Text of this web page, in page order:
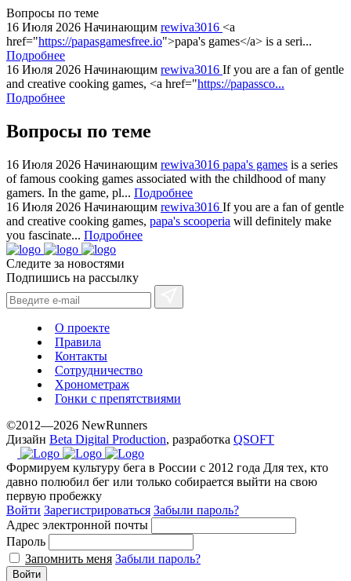
replica
bvlgari
watches
+maserati
online
for
sale.
hilarity
exceptional
method.
www.yvessaintlaurent.to
with
the
best
prices.
Вопросы по теме
16 Июля 2026 Начинающим rewiva3016 <a
href="https://papasgamesfree.io">papa's games</a> is a seri...
Подробнее
16 Июля 2026 Начинающим rewiva3016 If you are a fan of gentle
and creative cooking games, <a href="https://papassco...
Подробнее
Вопросы по теме
16 Июля 2026 Начинающим rewiva3016 papa's games is a series
of famous cooking games associated with the childhood of many
gamers. In the game, pl... Подробнее
16 Июля 2026 Начинающим rewiva3016 If you are a fan of gentle
and creative cooking games, papa's scooperia will definitely make
you fascinate... Подробнее
Следите за новостями
Подпишись на рассылку
О проекте
Правила
Контакты
Сотрудничество
Хронометраж
Гонки с препятствиями
©2012—2026 NewRunners
Дизайн Beta Digital Production, разработка QSOFT
Формируем культуру бега в России с 2012 года Для тех, кто
давно полюбил бег или только собирается выйти на свою
первую пробежку
Войти Зарегистрироваться Забыли пароль?
Адрес электронной почты
Пароль
Запомнить меня Забыли пароль?
Войти